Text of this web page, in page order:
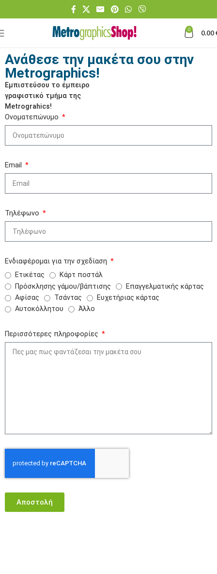
0 0.00
Ανάθεσε την μακέτα σου στην
Metrographics!
Εμπιστεύσου τo έμπειρο
γραφιστικό τμήμα της
Metrograhics!
Ονοματεπώνυμο
Email
Τηλέφωνο
Ενδιαφέρομαι για την σχεδίαση
Ετικέτας
Κάρτ ποστάλ
Πρόσκλησης γάμου/βάπτισης
Επαγγελματικής κάρτας
Αφίσας
Τσάντας
Ευχετήριας κάρτας
Αυτοκόλλητου
Άλλο
Περισσότερες πληροφορίες
Αποστολή